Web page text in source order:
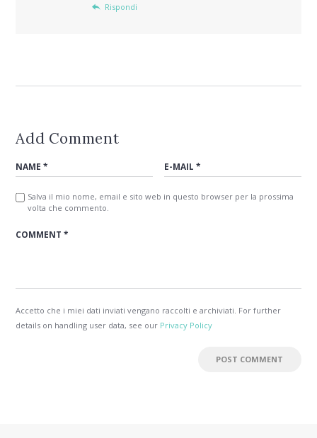
Rispondi
Add Comment
Salva il mio nome, email e sito web in questo browser per la prossima
volta che commento.
Accetto che i miei dati inviati vengano raccolti e archiviati. For further
details on handling user data, see our Privacy Policy